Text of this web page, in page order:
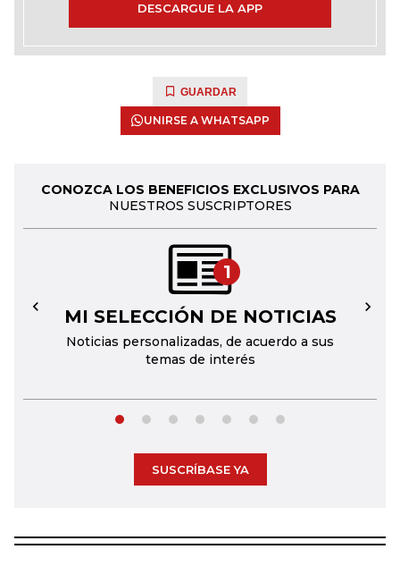
DESCARGUE LA APP
GUARDAR
UNIRSE A WHATSAPP
CONOZCA LOS BENEFICIOS EXCLUSIVOS PARA
NUESTROS SUSCRIPTORES
1
MI SELECCIÓN DE NOTICIAS
Noticias personalizadas, de acuerdo a sus
temas de interés
← →
SUSCRÍBASE YA